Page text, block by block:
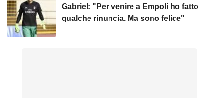
Gabriel: "Per venire a Empoli ho fatto
qualche rinuncia. Ma sono felice"